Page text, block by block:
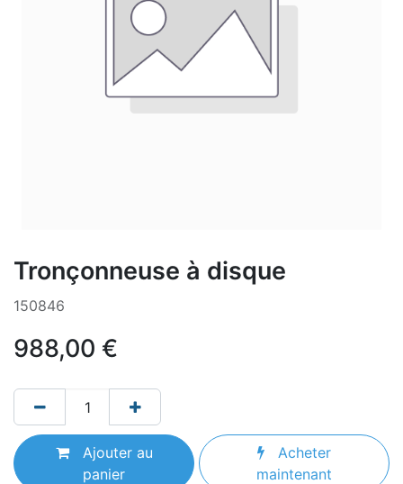
Tronçonneuse à disque
150846
988,00 €
Ajouter au
panier
Acheter
maintenant